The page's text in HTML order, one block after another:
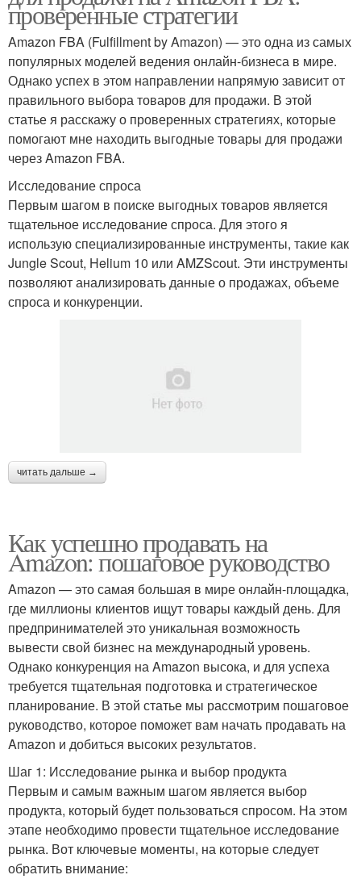
проверенные стратегии
Amazon FBA (Fulfillment by Amazon) — это одна из самых
популярных моделей ведения онлайн-бизнеса в мире.
Однако успех в этом направлении напрямую зависит от
правильного выбора товаров для продажи. В этой
статье я расскажу о проверенных стратегиях, которые
помогают мне находить выгодные товары для продажи
через Amazon FBA.
Исследование спроса
Первым шагом в поиске выгодных товаров является
тщательное исследование спроса. Для этого я
использую специализированные инструменты, такие как
Jungle Scout, Helium 10 или AMZScout. Эти инструменты
позволяют анализировать данные о продажах, объеме
спроса и конкуренции.
читать дальше →
Как успешно продавать на
Amazon: пошаговое руководство
Amazon — это самая большая в мире онлайн-площадка,
где миллионы клиентов ищут товары каждый день. Для
предпринимателей это уникальная возможность
вывести свой бизнес на международный уровень.
Однако конкуренция на Amazon высока, и для успеха
требуется тщательная подготовка и стратегическое
планирование. В этой статье мы рассмотрим пошаговое
руководство, которое поможет вам начать продавать на
Amazon и добиться высоких результатов.
Шаг 1: Исследование рынка и выбор продукта
Первым и самым важным шагом является выбор
продукта, который будет пользоваться спросом. На этом
этапе необходимо провести тщательное исследование
рынка. Вот ключевые моменты, на которые следует
обратить внимание: